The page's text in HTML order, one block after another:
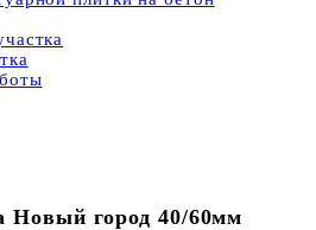
Новый город 40/60мм